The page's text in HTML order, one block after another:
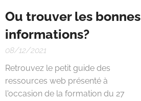
Ou trouver les bonnes
informations?
08/12/2021
Retrouvez le petit guide des
ressources web présenté à
l'occasion de la formation du 27